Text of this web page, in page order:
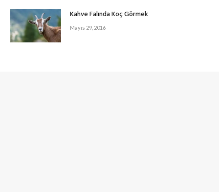
Kahve Falında Koç Görmek
Mayıs 29, 2016